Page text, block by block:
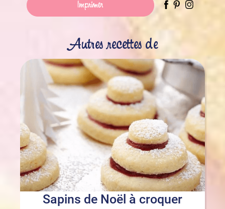
Imprimer
Autres recettes de
Sapins de Noël à croquer